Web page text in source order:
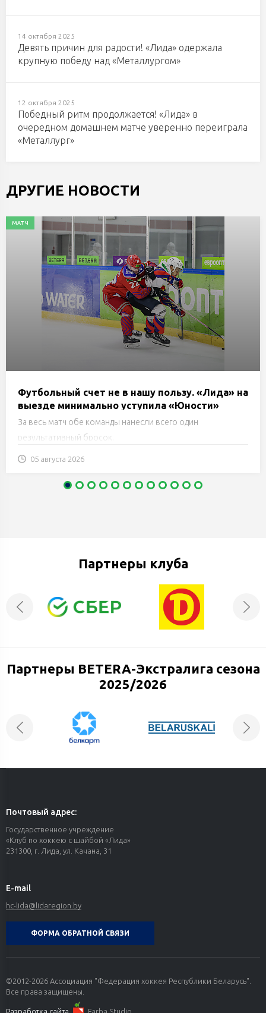
14 октября 2025
Девять причин для радости! «Лида» одержала
крупную победу над «Металлургом»
12 октября 2025
Победный ритм продолжается! «Лида» в
очередном домашнем матче уверенно переиграла
«Металлург»
ДРУГИЕ НОВОСТИ
МАТЧ
Футбольный счет не в нашу пользу. «Лида» на
выезде минимально уступила «Юности»
За весь матч обе команды нанесли всего один
результативный бросок.
05 августа 2026
Партнеры клуба
Партнеры BETERA-Экстралига сезона
2025/2026
Почтовый адрес:
Государственное учреждение
«Клуб по хоккею с шайбой «Лида»
231300, г. Лида, ул. Качана, 31
E-mail
hc-lida@lidaregion.by
ФОРМА ОБРАТНОЙ СВЯЗИ
©2012-2026 Ассоциация "Федерация хоккея Республики Беларусь".
Все права защищены.
Разработка сайта Farba Studio